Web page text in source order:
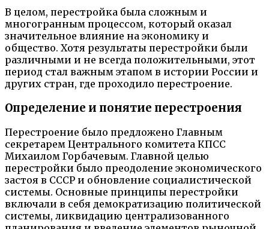
В целом, перестройка была сложным и
многогранным процессом, который оказал
значительное влияние на экономику и
общество. Хотя результаты перестройки были
различными и не всегда положительными, этот
период стал важным этапом в истории России и
других стран, где проходило перестроение.
Определение и понятие перестроения
Перестроение было предложено Главным
секретарем Центрального комитета КПСС
Михаилом Горбачевым. Главной целью
перестройки было преодоление экономического
застоя в СССР и обновление социалистической
системы. Основные принципы перестройки
включали в себя демократизацию политической
системы, ликвидацию централизованного